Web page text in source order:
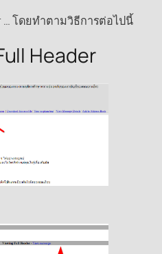
… โดยทำตามวิธีการต่อไปนี้
Header